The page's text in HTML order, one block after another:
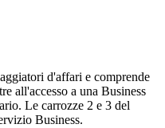
d'affari e comprende
all'accesso a una Business
Le carrozze 2 e 3 del
Business.